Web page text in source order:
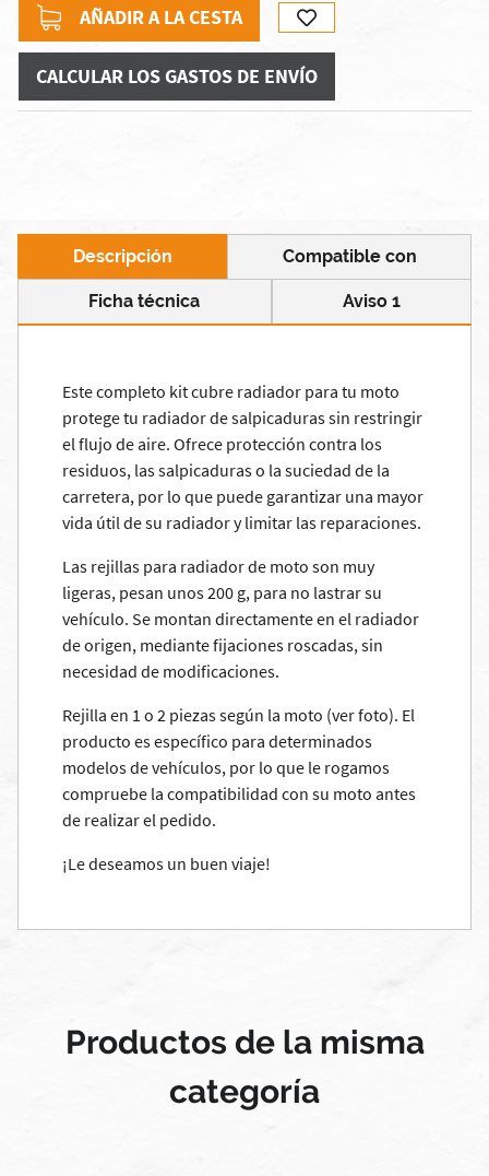
AÑADIR A LA CESTA
CALCULAR LOS GASTOS DE ENVÍO
Descripción Compatible con
Ficha técnica Aviso 1
Este completo kit cubre radiador para tu moto
protege tu radiador de salpicaduras sin restringir
el flujo de aire. Ofrece protección contra los
residuos, las salpicaduras o la suciedad de la
carretera, por lo que puede garantizar una mayor
vida útil de su radiador y limitar las reparaciones.
Las rejillas para radiador de moto son muy
ligeras, pesan unos 200 g, para no lastrar su
vehículo. Se montan directamente en el radiador
de origen, mediante fijaciones roscadas, sin
necesidad de modificaciones.
Rejilla en 1 o 2 piezas según la moto (ver foto). El
producto es específico para determinados
modelos de vehículos, por lo que le rogamos
compruebe la compatibilidad con su moto antes
de realizar el pedido.
¡Le deseamos un buen viaje!
Productos de la misma
categoría